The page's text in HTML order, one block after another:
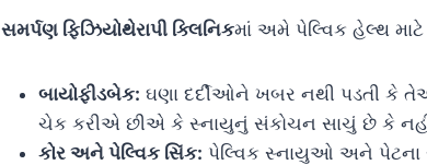
સમર્પણ ફિઝિયોથેરાપી ક્લિનિકમાં અમે પેલ્વિક હેલ્થ
બાયોફીડબેક: ઘણા દર્દીઓને ખબર નથી પડતી કે
ચેક કરીએ છીએ કે સ્નાયુનું સંકોચન સાચું છે કે
કોર અને પેલ્વિક સિંક: પેલ્વિક સ્નાયુઓ અને પેટના